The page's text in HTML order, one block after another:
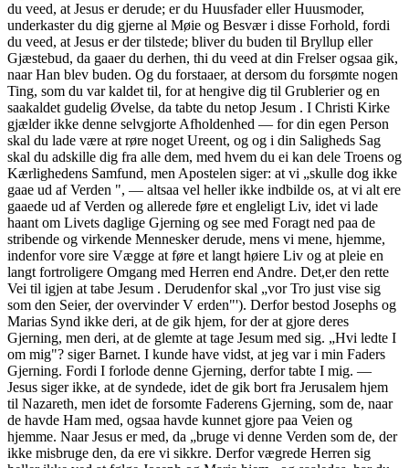
du veed, at Jesus er derude; er du Huusfader eller Huusmoder,
underkaster du dig gjerne al Møie og Besvær i disse Forhold, fordi
du veed, at Jesus er der tilstede; bliver du buden til Bryllup eller
Gjæstebud, da gaaer du derhen, thi du veed at din Frelser ogsaa gik,
naar Han blev buden. Og du forstaaer, at dersom du forsømte nogen
Ting, som du var kaldet til, for at hengive dig til Grublerier og en
saakaldet gudelig Øvelse, da tabte du netop Jesum . I Christi Kirke
gjælder ikke denne selvgjorte Afholdenhed — for din egen Person
skal du lade være at røre noget Ureent, og og i din Saligheds Sag
skal du adskille dig fra alle dem, med hvem du ei kan dele Troens og
Kærlighedens Samfund, men Apostelen siger: at vi „skulle dog ikke
gaae ud af Verden ", — altsaa vel heller ikke indbilde os, at vi alt ere
gaaede ud af Verden og allerede føre et engleligt Liv, idet vi lade
haant om Livets daglige Gjerning og see med Foragt ned paa de
stribende og virkende Mennesker derude, mens vi mene, hjemme,
indenfor vore sire Vægge at føre et langt høiere Liv og at pleie en
langt fortroligere Omgang med Herren end Andre. Det,er den rette
Vei til igjen at tabe Jesum . Derudenfor skal „vor Tro just vise sig
som den Seier, der overvinder V erden"'). Derfor bestod Josephs og
Marias Synd ikke deri, at de gik hjem, for der at gjore deres
Gjerning, men deri, at de glemte at tage Jesum med sig. „Hvi ledte I
om mig"? siger Barnet. I kunde have vidst, at jeg var i min Faders
Gjerning. Fordi I forlode denne Gjerning, derfor tabte I mig. —
Jesus siger ikke, at de syndede, idet de gik bort fra Jerusalem hjem
til Nazareth, men idet de forsomte Faderens Gjerning, som de, naar
de havde Ham med, ogsaa havde kunnet gjore paa Veien og
hjemme. Naar Jesus er med, da „bruge vi denne Verden som de, der
ikke misbruge den, da ere vi sikkre. Derfor vægrede Herren sig